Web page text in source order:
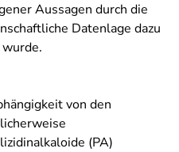
Aussagen durch die
Datenlage dazu
von den
(PA)